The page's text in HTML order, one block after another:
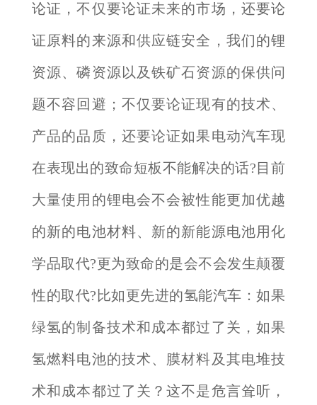
论证，不仅要论证未来的市场，还要论
证原料的来源和供应链安全，我们的锂
资源、磷资源以及铁矿石资源的保供问
题不容回避；不仅要论证现有的技术、
产品的品质，还要论证如果电动汽车现
在表现出的致命短板不能解决的话?目前
大量使用的锂电会不会被性能更加优越
的新的电池材料、新的新能源电池用化
学品取代?更为致命的是会不会发生颠覆
性的取代?比如更先进的氢能汽车：如果
绿氢的制备技术和成本都过了关，如果
氢燃料电池的技术、膜材料及其电堆技
术和成本都过了关？这不是危言耸听，